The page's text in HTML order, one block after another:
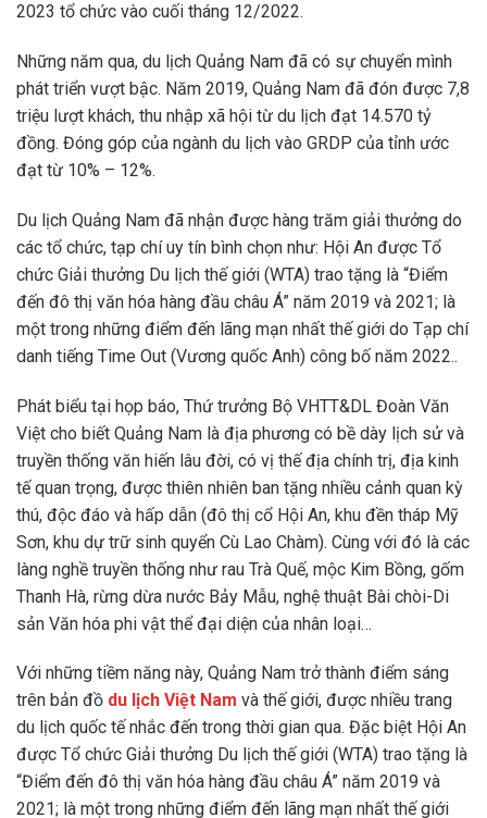
2023 tổ chức vào cuối tháng 12/2022.
Những năm qua, du lịch Quảng Nam đã có sự chuyển mình
phát triển vượt bậc. Năm 2019, Quảng Nam đã đón được 7,8
triệu lượt khách, thu nhập xã hội từ du lịch đạt 14.570 tỷ
đồng. Đóng góp của ngành du lịch vào GRDP của tỉnh ước
đạt từ 10% – 12%.
Du lịch Quảng Nam đã nhận được hàng trăm giải thưởng do
các tổ chức, tạp chí uy tín bình chọn như: Hội An được Tổ
chức Giải thưởng Du lịch thế giới (WTA) trao tặng là “Điểm
đến đô thị văn hóa hàng đầu châu Á” năm 2019 và 2021; là
một trong những điểm đến lãng mạn nhất thế giới do Tạp chí
danh tiếng Time Out (Vương quốc Anh) công bố năm 2022..
Phát biểu tại họp báo, Thứ trưởng Bộ VHTT&DL Đoàn Văn
Việt cho biết Quảng Nam là địa phương có bề dày lịch sử và
truyền thống văn hiến lâu đời, có vị thế địa chính trị, địa kinh
tế quan trọng, được thiên nhiên ban tặng nhiều cảnh quan kỳ
thú, độc đáo và hấp dẫn (đô thị cổ Hội An, khu đền tháp Mỹ
Sơn, khu dự trữ sinh quyển Cù Lao Chàm). Cùng với đó là các
làng nghề truyền thống như rau Trà Quế, mộc Kim Bồng, gốm
Thanh Hà, rừng dừa nước Bảy Mẫu, nghệ thuật Bài chòi-Di
sản Văn hóa phi vật thể đại diện của nhân loại…
Với những tiềm năng này, Quảng Nam trở thành điểm sáng
trên bản đồ du lịch Việt Nam và thế giới, được nhiều trang
du lịch quốc tế nhắc đến trong thời gian qua. Đặc biệt Hội An
được Tổ chức Giải thưởng Du lịch thế giới (WTA) trao tặng là
“Điểm đến đô thị văn hóa hàng đầu châu Á” năm 2019 và
2021; là một trong những điểm đến lãng mạn nhất thế giới